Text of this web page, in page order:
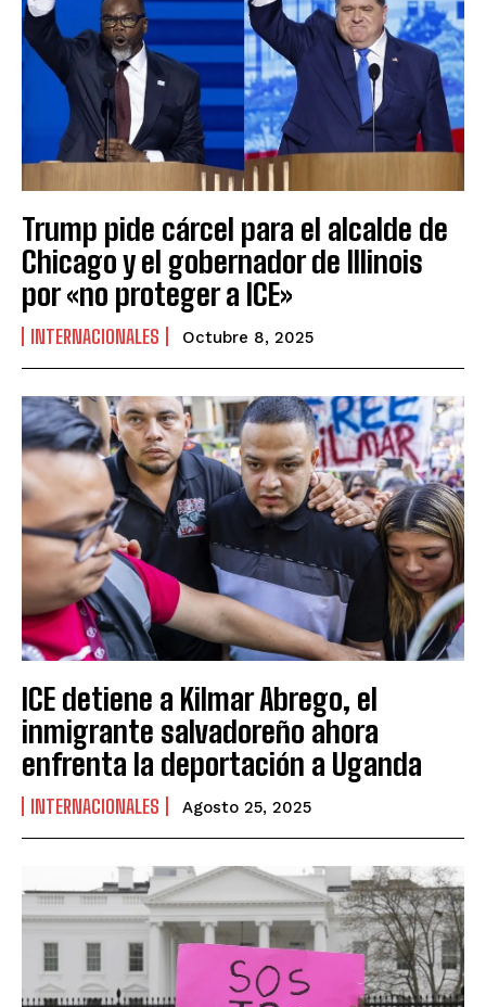
Trump pide cárcel para el alcalde de
Chicago y el gobernador de Illinois
por «no proteger a ICE»
INTERNACIONALES Octubre 8, 2025
ICE detiene a Kilmar Abrego, el
inmigrante salvadoreño ahora
enfrenta la deportación a Uganda
INTERNACIONALES Agosto 25, 2025